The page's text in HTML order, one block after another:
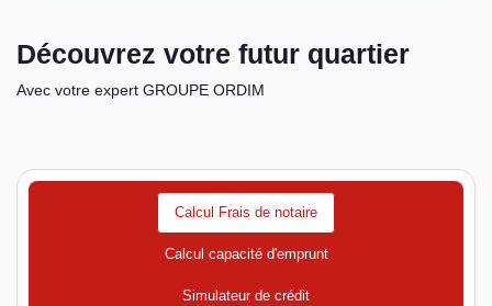
Découvrez votre futur quartier
Avec votre expert GROUPE ORDIM
Calcul Frais de notaire
Calcul capacité d'emprunt
Simulateur de crédit